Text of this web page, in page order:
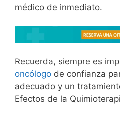
médico de inmediato.
Recuerda, siempre es
oncólogo de confianza
adecuado y un
Efectos de la